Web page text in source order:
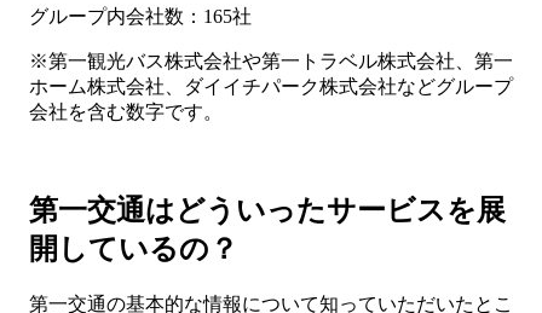
グループ内会社数：165社
※第一観光バス株式会社や第一トラベル株式会社、第一
ホーム株式会社、ダイイチパーク株式会社などグループ
会社を含む数字です。
第一交通はどういったサービスを展
開しているの？
第一交通の基本的な情報について知っていただいたとこ